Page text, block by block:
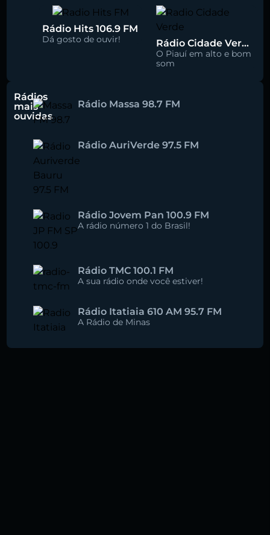
Rádio Hits 106.9 FM
Dá gosto de ouvir! Rádio Cidade Verde 93.5 FM
O Piauí em alto e bom
som
Rádios
mais
ouvidas
Rádio Massa 98.7 FM
Rádio AuriVerde 97.5 FM
Rádio Jovem Pan 100.9 FM
A rádio número 1 do Brasil!
Rádio TMC 100.1 FM
A sua rádio onde você estiver!
Rádio Itatiaia 610 AM 95.7 FM
A Rádio de Minas